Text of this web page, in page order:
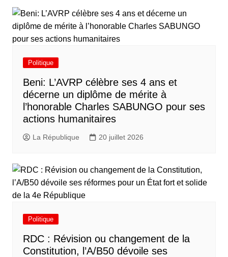
Politique
Beni: L’AVRP célèbre ses 4 ans et
décerne un diplôme de mérite à
l’honorable Charles SABUNGO pour ses
actions humanitaires
La République 20 juillet 2026
Politique
RDC : Révision ou changement de la
Constitution, l’A/B50 dévoile ses